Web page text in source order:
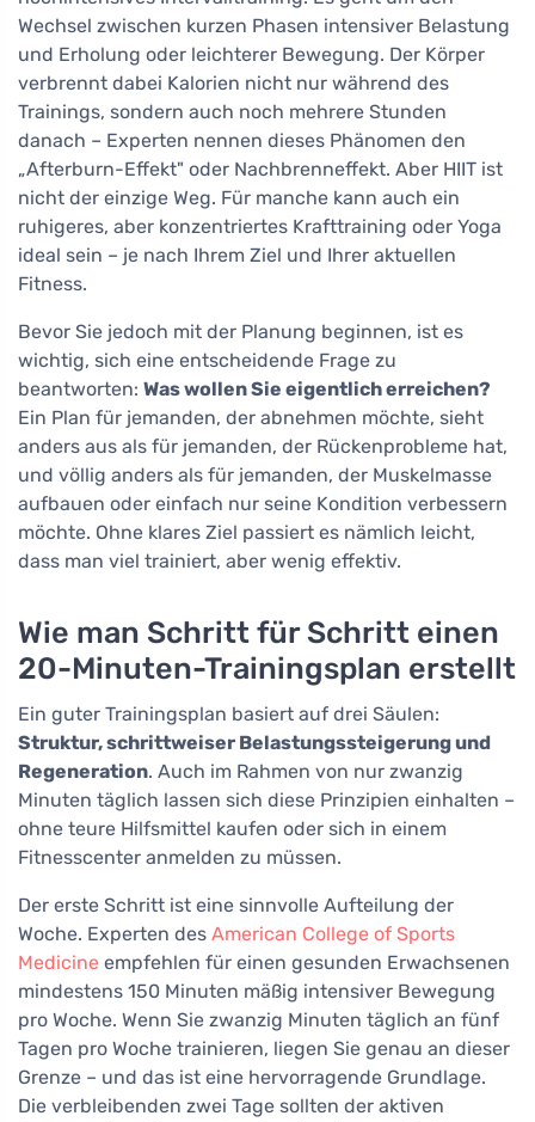
Wechsel zwischen kurzen Phasen intensiver Belastung
und Erholung oder leichterer Bewegung. Der Körper
verbrennt dabei Kalorien nicht nur während des
Trainings, sondern auch noch mehrere Stunden
danach – Experten nennen dieses Phänomen den
„Afterburn-Effekt" oder Nachbrenneffekt. Aber HIIT ist
nicht der einzige Weg. Für manche kann auch ein
ruhigeres, aber konzentriertes Krafttraining oder Yoga
ideal sein – je nach Ihrem Ziel und Ihrer aktuellen
Fitness.
Bevor Sie jedoch mit der Planung beginnen, ist es
wichtig, sich eine entscheidende Frage zu
beantworten: Was wollen Sie eigentlich erreichen?
Ein Plan für jemanden, der abnehmen möchte, sieht
anders aus als für jemanden, der Rückenprobleme hat,
und völlig anders als für jemanden, der Muskelmasse
aufbauen oder einfach nur seine Kondition verbessern
möchte. Ohne klares Ziel passiert es nämlich leicht,
dass man viel trainiert, aber wenig effektiv.
Wie man Schritt für Schritt einen
20-Minuten-Trainingsplan erstellt
Ein guter Trainingsplan basiert auf drei Säulen:
Struktur, schrittweiser Belastungssteigerung und
Regeneration. Auch im Rahmen von nur zwanzig
Minuten täglich lassen sich diese Prinzipien einhalten –
ohne teure Hilfsmittel kaufen oder sich in einem
Fitnesscenter anmelden zu müssen.
Der erste Schritt ist eine sinnvolle Aufteilung der
Woche. Experten des American College of Sports
Medicine empfehlen für einen gesunden Erwachsenen
mindestens 150 Minuten mäßig intensiver Bewegung
pro Woche. Wenn Sie zwanzig Minuten täglich an fünf
Tagen pro Woche trainieren, liegen Sie genau an dieser
Grenze – und das ist eine hervorragende Grundlage.
Die verbleibenden zwei Tage sollten der aktiven